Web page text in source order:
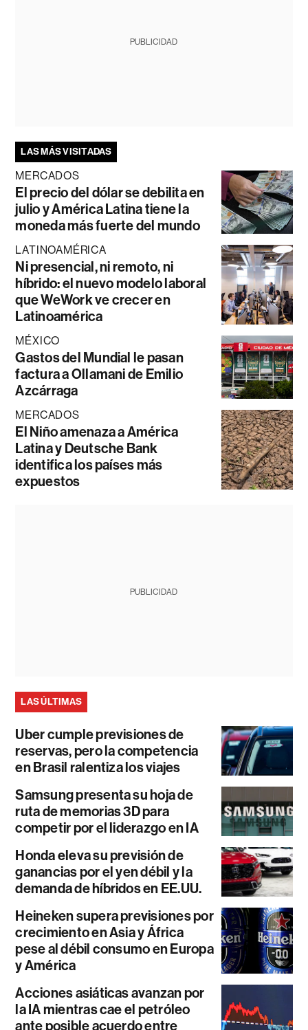
PUBLICIDAD
LAS MÁS VISITADAS
MERCADOS
El precio del dólar se debilita en
julio y América Latina tiene la
moneda más fuerte del mundo
LATINOAMÉRICA
Ni presencial, ni remoto, ni
híbrido: el nuevo modelo laboral
que WeWork ve crecer en
Latinoamérica
MÉXICO
Gastos del Mundial le pasan
factura a Ollamani de Emilio
Azcárraga
MERCADOS
El Niño amenaza a América
Latina y Deutsche Bank
identifica los países más
expuestos
PUBLICIDAD
LAS ÚLTIMAS
Uber cumple previsiones de
reservas, pero la competencia
en Brasil ralentiza los viajes
Samsung presenta su hoja de
ruta de memorias 3D para
competir por el liderazgo en IA
Honda eleva su previsión de
ganancias por el yen débil y la
demanda de híbridos en EE.UU.
Heineken supera previsiones por
crecimiento en Asia y África
pese al débil consumo en Europa
y América
Acciones asiáticas avanzan por
la IA mientras cae el petróleo
ante posible acuerdo entre